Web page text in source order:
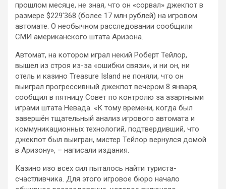
прошлом месяце, не зная, что он «сорвал» джекпот в
размере $229’368 (более 17 млн рублей) на игровом
автомате. О необычном расследовании сообщили
СМИ американского штата Аризона.
Автомат, на котором играл некий Роберт Тейлор,
вышел из строя из-за «ошибки связи», и ни он, ни
отель и казино Treasure Island не поняли, что он
выиграл прогрессивный джекпот вечером 8 января,
сообщил в пятницу Совет по контролю за азартными
играми штата Невада. «К тому времени, когда был
завершён тщательный анализ игрового автомата и
коммуникационных технологий, подтвердивший, что
джекпот был выигран, мистер Тейлор вернулся домой
в Аризону», – написали издания.
Казино изо всех сил пыталось найти туриста-
счастливчика. Для этого игровое бюро начало